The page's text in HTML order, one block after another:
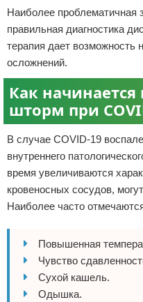
Наиболее проблематичная
правильная диагностика
терапия дает возможность
осложнений.
Как
шторм при
В случае COVID-19
внутреннего
время увеличиваются
кровеносных сосудов,
Наиболее часто
Повышенная
Чувство
Сухой кашель.
Одышка.